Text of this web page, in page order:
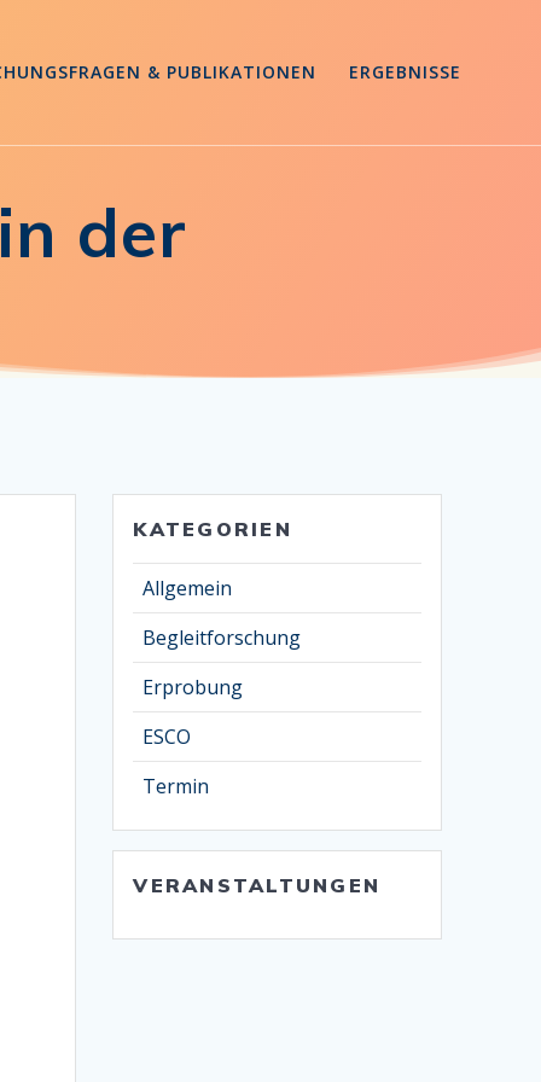
& PUBLIKATIONEN ERGEBNISSE
der
KATEGORIEN
Allgemein
Begleitforschung
Erprobung
ESCO
Termin
VERANSTALTUNGEN